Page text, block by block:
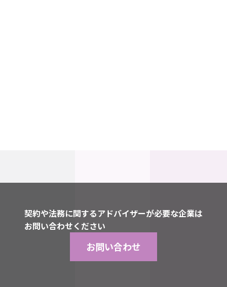
契約や法務に関するアドバイザーが必要な企業は
お問い合わせください
お問い合わせ